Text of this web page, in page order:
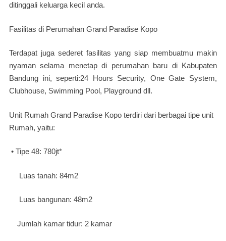
ditinggali keluarga kecil anda.
Fasilitas di Perumahan Grand Paradise Kopo
Terdapat juga sederet fasilitas yang siap membuatmu makin
nyaman selama menetap di perumahan baru di Kabupaten
Bandung ini, seperti:24 Hours Security, One Gate System,
Clubhouse, Swimming Pool, Playground dll.
Unit Rumah Grand Paradise Kopo terdiri dari berbagai tipe unit
Rumah, yaitu:
• Tipe 48: 780jt*
Luas tanah: 84m2
Luas bangunan: 48m2
Jumlah kamar tidur: 2 kamar